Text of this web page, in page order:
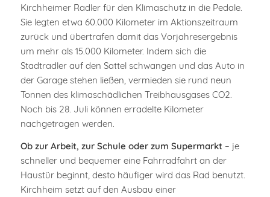
Kirchheimer Radler für den Klimaschutz in die Pedale.
Sie legten etwa 60.000 Kilometer im Aktionszeitraum
zurück und übertrafen damit das Vorjahresergebnis
um mehr als 15.000 Kilometer. Indem sich die
Stadtradler auf den Sattel schwangen und das Auto in
der Garage stehen ließen, vermieden sie rund neun
Tonnen des klimaschädlichen Treibhausgases CO2.
Noch bis 28. Juli können erradelte Kilometer
nachgetragen werden.
Ob zur Arbeit, zur Schule oder zum Supermarkt – je
schneller und bequemer eine Fahrradfahrt an der
Haustür beginnt, desto häufiger wird das Rad benutzt.
Kirchheim setzt auf den Ausbau einer